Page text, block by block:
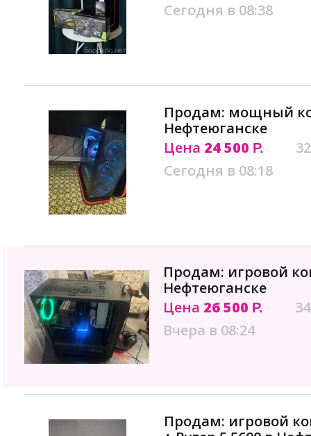
Сегодня в 08:38
Продам: мощный
Нефтеюганске
Цена 24 500 Р.
Сегодня в 08:18
Продам: игровой
Нефтеюганске
Цена 26 500 Р.
Вчера в 08:24
Продам: игровой